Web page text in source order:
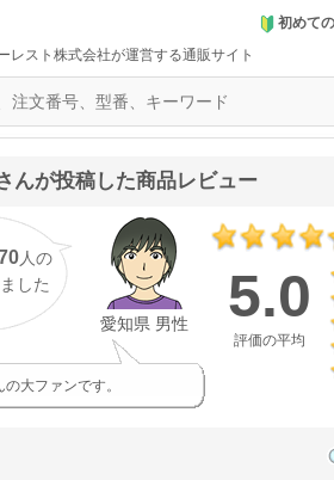
レスト株式会社が運営する通販サイト
初めて
んが投稿した商品レビュー
人の
した
愛知県 男性
大ファンです。
5.0
評価の平均